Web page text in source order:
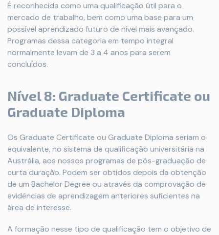
É reconhecida como uma qualificação útil para o
mercado de trabalho, bem como uma base para um
possível aprendizado futuro de nível mais avançado.
Programas dessa categoria em tempo integral
normalmente levam de 3 a 4 anos para serem
concluídos.
Nível 8: Graduate Certificate ou
Graduate Diploma
Os Graduate Certificate ou Graduate Diploma seriam o
equivalente, no sistema de qualificação universitária na
Austrália, aos nossos programas de pós-graduação de
curta duração. Podem ser obtidos depois da obtenção
de um Bachelor Degree ou através da comprovação de
evidências de aprendizagem anteriores suficientes na
área de interesse.
A formação nesse tipo de qualificação tem o objetivo de